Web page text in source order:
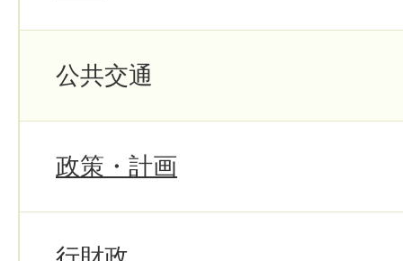
公共交通
政策・計画